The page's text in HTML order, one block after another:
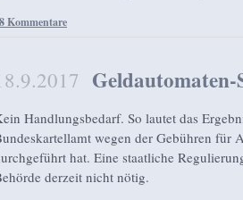
Kommentare
Handlungsbedarf. So lautet das
wegen der Gebühren für
hat. Eine staatliche
derzeit nicht nötig.